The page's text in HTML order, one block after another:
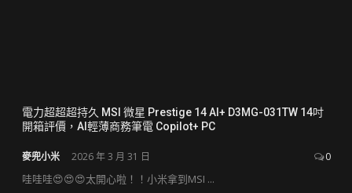
電力超超超持久 MSI 微星 Prestige 14 AI+ D3MG-031TW 14吋
開箱評價，AI輕薄商務筆電 Copilot+ PC
麥兜小米 2026 年 3 月 31 日 0
哇哇哇😍😍😍太開心啦！！小米拿到MSI ...